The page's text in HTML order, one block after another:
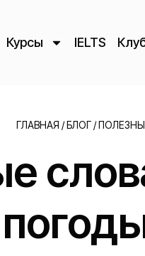
Курсы IELTS
ГЛАВНАЯ /БЛОГ/